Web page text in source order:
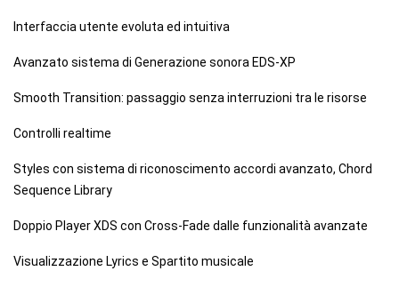
Interfaccia utente evoluta ed intuitiva
Avanzato sistema di Generazione sonora EDS-XP
Smooth Transition: passaggio senza interruzioni tra le risorse
Controlli realtime
Styles con sistema di riconoscimento accordi avanzato, Chord
Sequence Library
Doppio Player XDS con Cross-Fade dalle funzionalità avanzate
Visualizzazione Lyrics e Spartito musicale